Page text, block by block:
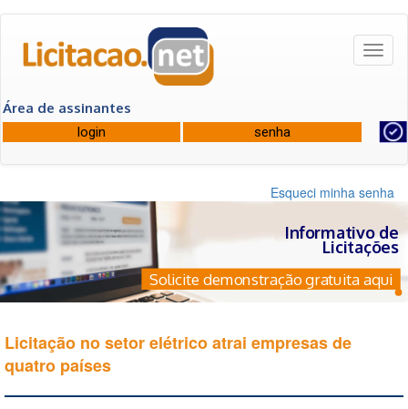
Área de assinantes
Esqueci minha senha
Informativo de
Licitações
Solicite demonstração gratuita aqui
Licitação no setor elétrico atrai empresas de
quatro países